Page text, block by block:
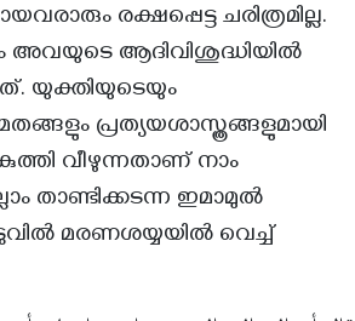
രക്ഷപ്പെട്ട ചരിത്രമില്ല.
അവയുടെ ആദിവിശുദ്ധിയിൽ
യുക്തിയുടെയും
പ്രത്യയശാസ്ത്രങ്ങളുമായി
വീഴുന്നതാണ് നാം
താണ്ടിക്കടന്ന ഇമാമുൽ
മരണശയ്യയിൽ വെച്ച്